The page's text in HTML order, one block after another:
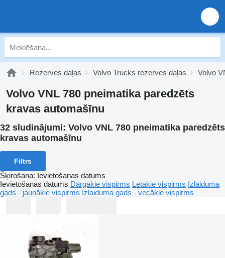
Rezerves daļas Volvo Trucks rezerves daļas Volvo
Volvo VNL 780 pneimatika paredzēts
kravas automašīnu
32 sludinājumi: Volvo VNL 780 pneimatika paredzēts
kravas automašīnu
Filtrs
Šķirošana: Ievietošanas datums
Ievietošanas datums Dārgākie vispirms Lētākie vispirms Izlaiduma
gads - jaunākie vispirms Izlaiduma gads - vecākie vispirms